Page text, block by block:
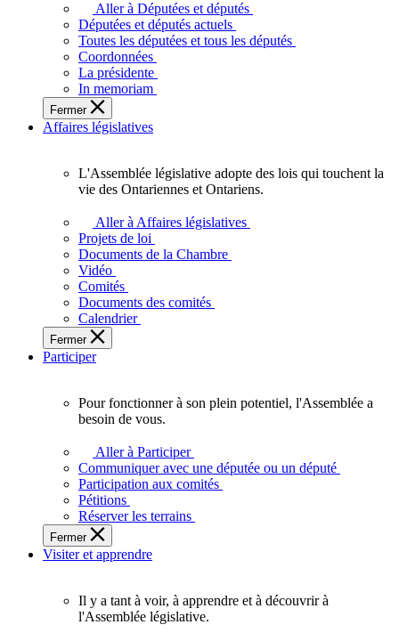
députés
vous
représentent
sein
de
l'Assemblée
législative
l'Ontario.
Aller à Députées et députés
Députées et députés actuels
Toutes les députées et tous les députés
Coordonnées
La présidente
In memoriam
Fermer
Affaires législatives
L'Assemblée
adopte
touchent
des
Ontariennes
et
L'Assemblée législative adopte des lois qui touchent la
vie des Ontariennes et Ontariens.
Aller à Affaires législatives
Projets de loi
Documents de la Chambre
Vidéo
Comités
Documents des comités
Calendrier
Fermer
Participer
plein
potentiel,
l'Assemblée
a
besoin
de
Pour fonctionner à son plein potentiel, l'Assemblée a
besoin de vous.
Aller à Participer
Communiquer avec une députée ou un député
Participation aux comités
Pétitions
Réserver les terrains
Fermer
Visiter et apprendre
Il y a tant à voir, à apprendre et à découvrir à
l'Assemblée législative.